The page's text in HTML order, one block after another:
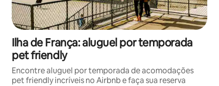
Ilha de França: aluguel por temporada
pet friendly
Encontre aluguel por temporada de acomodações
pet friendly incríveis no Airbnb e faça sua reserva